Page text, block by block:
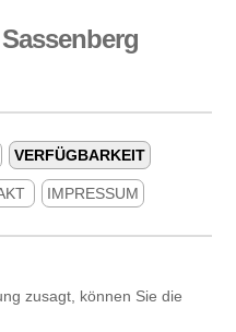
VERFÜGBARKEIT
IMPRESSUM
zusagt, können Sie die